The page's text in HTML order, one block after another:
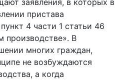
пристава
4 части 1 статьи 46
производстве». В
многих граждан,
не возбуждаются
а когда